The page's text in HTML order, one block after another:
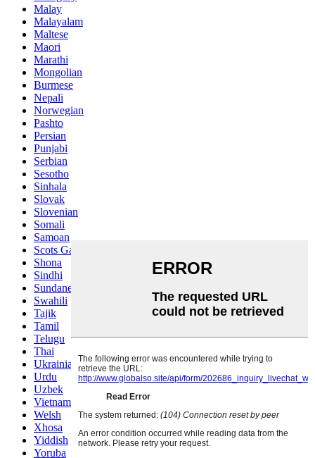
Malay
Malayalam
Maltese
Maori
Marathi
Mongolian
Burmese
Nepali
Norwegian
Pashto
Persian
Punjabi
Serbian
Sesotho
Sinhala
Slovak
Slovenian
Somali
Samoan
Scots Gaelic
Shona
Sindhi
Sundanese
Swahili
Tajik
Tamil
Telugu
Thai
Ukrainian
Urdu
Uzbek
Vietnamese
Welsh
Xhosa
Yiddish
Yoruba